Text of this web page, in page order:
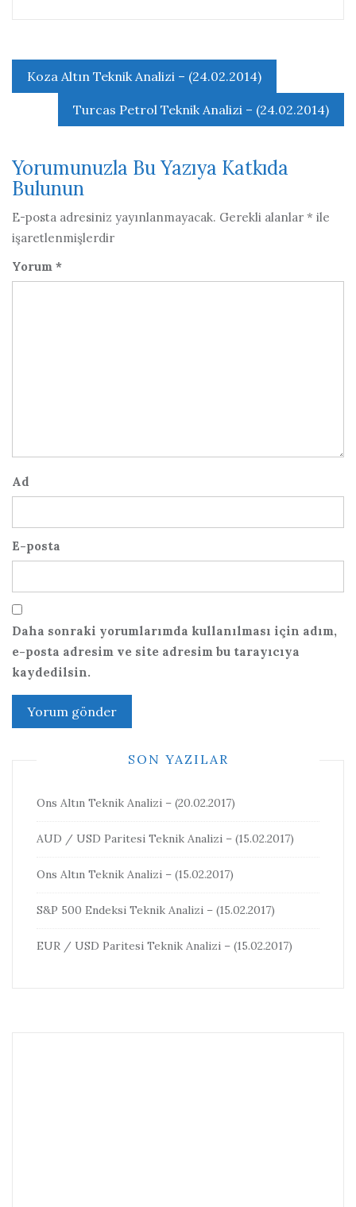
Yazı
gezinmesi
Koza Altın Teknik Analizi – (24.02.2014)
Turcas Petrol Teknik Analizi – (24.02.2014)
Yorumunuzla Bu Yazıya Katkıda
Bulunun
E-posta adresiniz yayınlanmayacak. Gerekli alanlar * ile
işaretlenmişlerdir
Yorum *
Ad
E-posta
Daha sonraki yorumlarımda kullanılması için adım,
e-posta adresim ve site adresim bu tarayıcıya
kaydedilsin.
SON YAZILAR
Ons Altın Teknik Analizi – (20.02.2017)
AUD / USD Paritesi Teknik Analizi – (15.02.2017)
Ons Altın Teknik Analizi – (15.02.2017)
S&P 500 Endeksi Teknik Analizi – (15.02.2017)
EUR / USD Paritesi Teknik Analizi – (15.02.2017)